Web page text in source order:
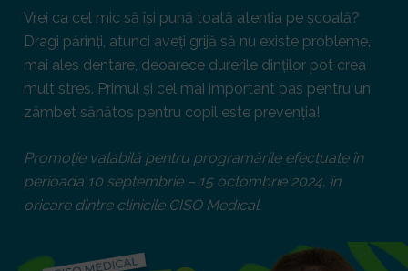
Vrei ca cel mic să își pună toată atenția pe școală?
Dragi părinți, atunci aveți grijă să nu existe probleme,
mai ales dentare, deoarece durerile dinților pot crea
mult stres. Primul și cel mai important pas pentru un
zâmbet sănătos pentru copil este prevenția!
Promoție valabilă pentru programările efectuate în
perioada 10 septembrie – 15 octombrie 2024, în
oricare dintre clinicile CISO Medical.